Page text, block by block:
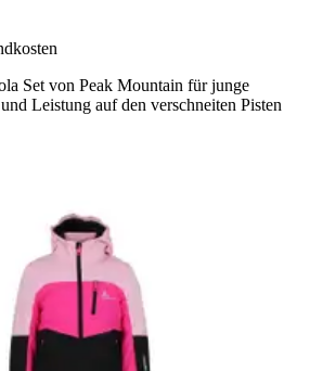
Set von Peak Mountain für junge
Leistung auf den verschneiten Pisten